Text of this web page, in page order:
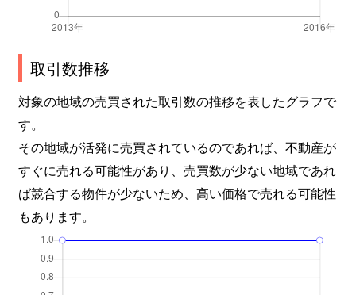
取引数推移
対象の地域の売買された取引数の推移を表したグラフで
す。
その地域が活発に売買されているのであれば、不動産が
すぐに売れる可能性があり、売買数が少ない地域であれ
ば競合する物件が少ないため、高い価格で売れる可能性
もあります。